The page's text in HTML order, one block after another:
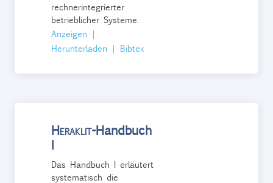
rechnerintegrierter
betrieblicher Systeme.
Anzeigen |
Herunterladen | Bibtex
Heraklit-Handbuch
I
Das Handbuch I erläutert
systematisch die